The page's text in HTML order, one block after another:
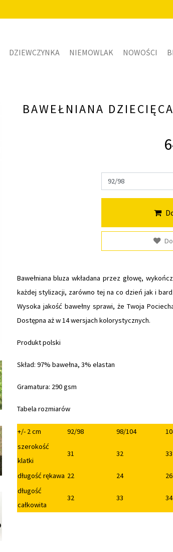
DZIEWCZYNKA NIEMOWLAK NOWOŚCI
BAWEŁNIANA
Bawełniana bluza wkładana przez głowę,
każdej stylizacji, zarówno tej na co dzień jak i
Wysoka jakość bawełny sprawi, że Twoja
Dostępna aż w 14 wersjach kolorystycznych.
Produkt polski
Skład: 97% bawełna, 3% elastan
Gramatura: 290 gsm
Tabela rozmiarów
+/- 2 cm 92/98 98/104
szerokość
klatki
31 32 33
długość rękawa 22 24 26
długość
całkowita
32 33 34